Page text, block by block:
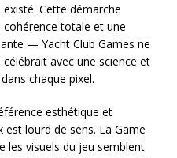
existé. Cette démarche
cohérence totale et une
— Yacht Club Games ne
avec une science et
chaque pixel.
esthétique et
lourd de sens. La Game
les visuels du jeu semblent